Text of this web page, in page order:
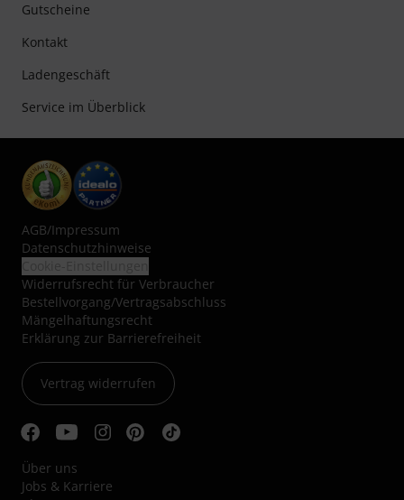
Gutscheine
Kontakt
Ladengeschäft
Service im Überblick
AGB/Impressum
Datenschutzhinweise
Widerrufsrecht für Verbraucher
Bestellvorgang/Vertragsabschluss
Mängelhaftungsrecht
Erklärung zur Barrierefreiheit
Vertrag widerrufen
Über uns
Jobs & Karriere